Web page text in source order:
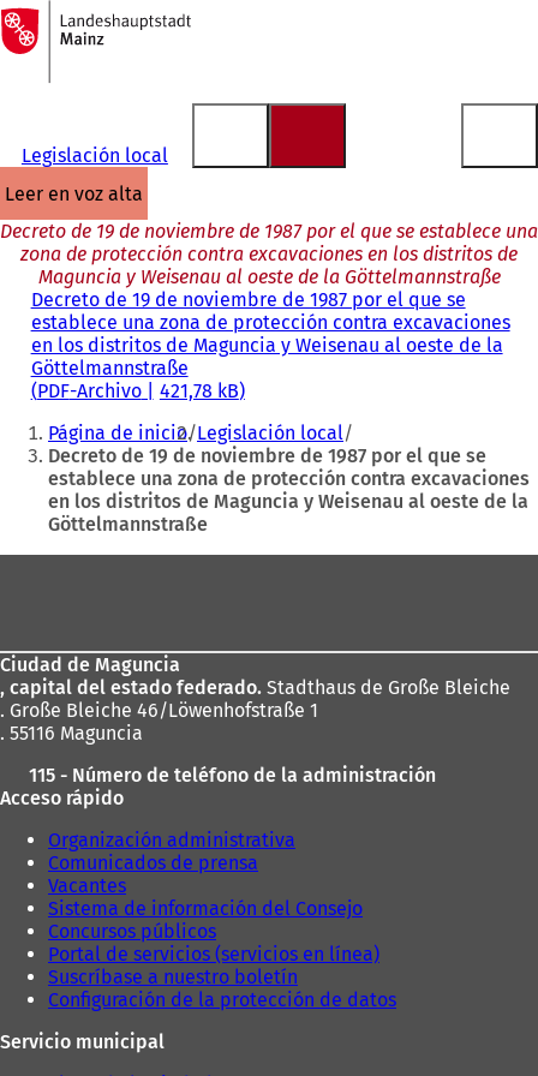
Saltar al contenido
A
la
página
Legislación local
leer en voz alta
Decreto de 19 de noviembre de 1987 por el que se establece una
zona de protección contra excavaciones en los distritos de
Maguncia y Weisenau al oeste de la Göttelmannstraße
Decreto de 19 de noviembre de 1987 por el que se
establece una zona de protección contra excavaciones
en los distritos de Maguncia y Weisenau al oeste de la
Göttelmannstraße
PDF-Archivo 421,78 kB
Estás
aquí:
Página de inicio Legislación local
Decreto de 19 de noviembre de 1987 por el que se
establece una zona de protección contra excavaciones
en los distritos de Maguncia y Weisenau al oeste de la
Göttelmannstraße
pies
Ciudad de Maguncia
, capital del estado federado. Stadthaus de Große Bleiche
. Große Bleiche 46/Löwenhofstraße 1
. 55116 Maguncia
115 - Número de teléfono de la administración
Acceso rápido
Organización administrativa
Comunicados de prensa
Vacantes
Sistema de información del Consejo
Concursos públicos
Portal de servicios (servicios en línea)
Suscríbase a nuestro boletín
Configuración de la protección de datos
Servicio municipal